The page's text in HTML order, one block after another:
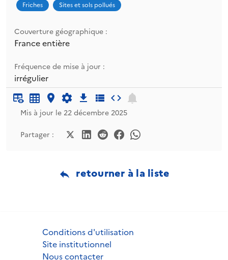
Friches Sites et sols pollués
Couverture géographique :
France entière
Fréquence de mise à jour :
irrégulier
Mis à jour le 22 décembre 2025
Partager :
retourner à la liste
Conditions d'utilisation
Site institutionnel
Nous contacter